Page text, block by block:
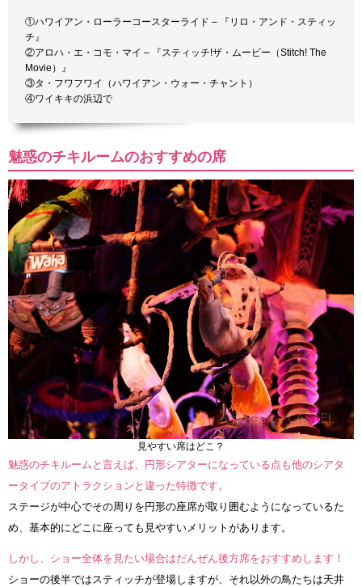
①ハワイアン・ローラーコースターライド – 『リロ・アンド・スティッ
チ』
②アロハ・エ・コモ・マイ – 『スティッチ!ザ・ムービー（Stitch! The
Movie）』
③タ・フワフワイ（ハワイアン・ウォー・チャント）
④ワイキキの浜辺で
魅惑のチキルームのおすすめの席
見やすい席はどこ？
魅惑のチキルームと言えば、円形シアターになっている点も他のシアタ
ータイプのアトラクションと違った特徴です。
ステージが中心でその周りを円形の座席が取り囲むようになっているた
め、基本的にどこに座っても見やすいメリットがあります。
しかし、ショー全体を見たい場合はだんぜん後方席をおすすめします！
ショーの後半ではスティッチが登場しますが、それ以外の鳥たちは天井